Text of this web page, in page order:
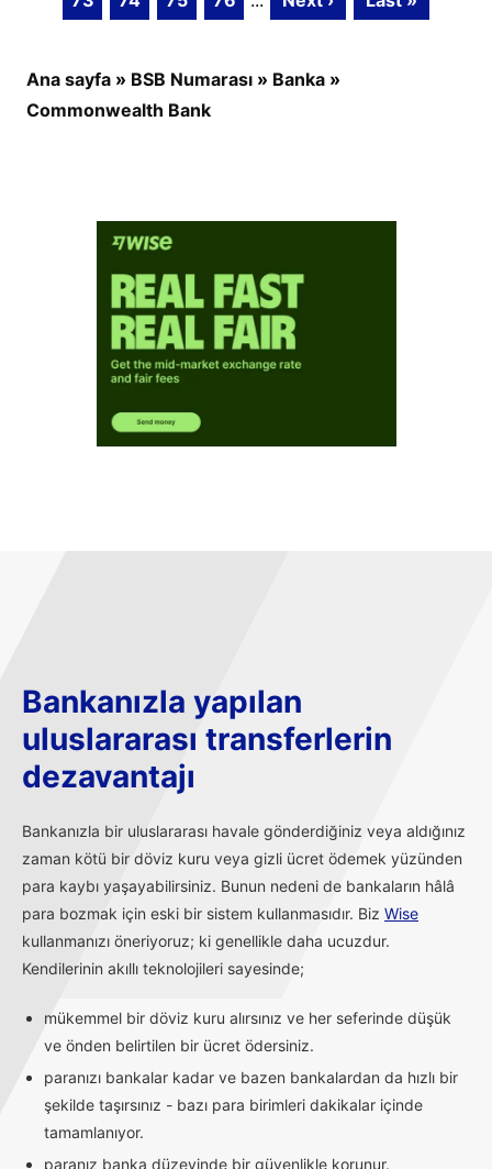
Ana sayfa » BSB Numarası » Banka »
Commonwealth Bank
Bankanızla yapılan
uluslararası transferlerin
dezavantajı
Bankanızla bir uluslararası havale gönderdiğiniz veya aldığınız
zaman kötü bir döviz kuru veya gizli ücret ödemek yüzünden
para kaybı yaşayabilirsiniz. Bunun nedeni de bankaların hâlâ
para bozmak için eski bir sistem kullanmasıdır. Biz Wise
kullanmanızı öneriyoruz; ki genellikle daha ucuzdur.
Kendilerinin akıllı teknolojileri sayesinde;
mükemmel bir döviz kuru alırsınız ve her seferinde düşük
ve önden belirtilen bir ücret ödersiniz.
paranızı bankalar kadar ve bazen bankalardan da hızlı bir
şekilde taşırsınız - bazı para birimleri dakikalar içinde
tamamlanıyor.
paranız banka düzeyinde bir güvenlikle korunur.